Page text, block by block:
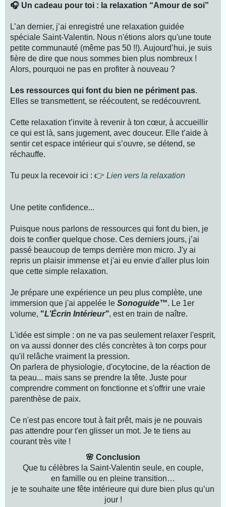
🎧 Un cadeau pour toi : la relaxation “Amour de soi”
L’an dernier, j’ai enregistré une relaxation guidée
spéciale Saint‑Valentin. Nous n'étions alors qu'une toute
petite communauté (même pas 50 !!). Aujourd’hui, je suis
fière de dire que nous sommes bien plus nombreux !
Alors, pourquoi ne pas en profiter à nouveau ?
Les ressources qui font du bien ne périment pas.
Elles se transmettent, se réécoutent, se redécouvrent.
Cette relaxation t’invite à revenir à ton cœur, à accueillir
ce qui est là, sans jugement, avec douceur. Elle t’aide à
sentir cet espace intérieur qui s’ouvre, se détend, se
réchauffe.
Tu peux la recevoir ici : 👉 Lien vers la relaxation
Une petite confidence...
Puisque nous parlons de ressources qui font du bien, je
dois te confier quelque chose. Ces derniers jours, j’ai
passé beaucoup de temps derrière mon micro. J'y ai
repris un plaisir immense et j'ai eu envie d'aller plus loin
que cette simple relaxation.
Je prépare une expérience un peu plus complète, une
immersion que j'ai appelée le Sonoguide™. Le 1er
volume, "L’Écrin Intérieur", est en train de naître.
L'idée est simple : on ne va pas seulement relaxer l'esprit,
on va aussi donner des clés concrètes à ton corps pour
qu'il relâche vraiment la pression.
On parlera de physiologie, d'ocytocine, de la réaction de
ta peau... mais sans se prendre la tête. Juste pour
comprendre comment on fonctionne et s'offrir une vraie
parenthèse de paix.
Ce n'est pas encore tout à fait prêt, mais je ne pouvais
pas attendre pour t'en glisser un mot. Je te tiens au
courant très vite !
🌸 Conclusion
Que tu célèbres la Saint‑Valentin seule, en couple,
en famille ou en pleine transition…
je te souhaite une fête intérieure qui dure bien plus qu’un
jour !